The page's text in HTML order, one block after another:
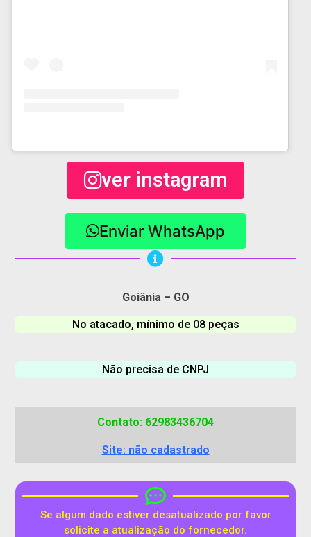
ver instagram
Enviar WhatsApp
Goiânia – GO
No atacado, mínimo de 08 peças
Não precisa de CNPJ
Contato: 62983436704
Site: não cadastrado
Se algum dado estiver desatualizado por favor
solicite a atualização do fornecedor.